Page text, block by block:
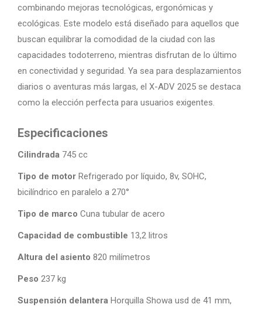
combinando mejoras tecnológicas, ergonómicas y
ecológicas. Este modelo está diseñado para aquellos que
buscan equilibrar la comodidad de la ciudad con las
capacidades todoterreno, mientras disfrutan de lo último
en conectividad y seguridad. Ya sea para desplazamientos
diarios o aventuras más largas, el X-ADV 2025 se destaca
como la elección perfecta para usuarios exigentes.
Especificaciones
Cilindrada 745 cc
Tipo de motor Refrigerado por líquido, 8v, SOHC,
bicilíndrico en paralelo a 270°
Tipo de marco Cuna tubular de acero
Capacidad de combustible 13,2 litros
Altura del asiento 820 milímetros
Peso 237 kg
Suspensión delantera Horquilla Showa usd de 41 mm,